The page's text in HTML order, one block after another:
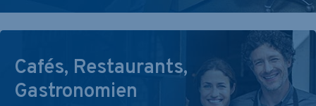
Cafés, Restaurants,
Gastronomien